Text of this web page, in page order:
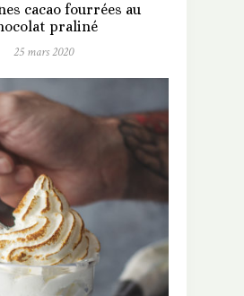
cacao fourrées au
praliné
25 mars 2020